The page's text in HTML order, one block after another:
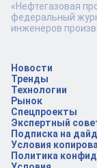
Новости
Тренды
Технологии
Рынок
Спецпроекты
Экспертный
Подписка на
Условия
Политика
«Нефтегазовая
федеральный
инженеров